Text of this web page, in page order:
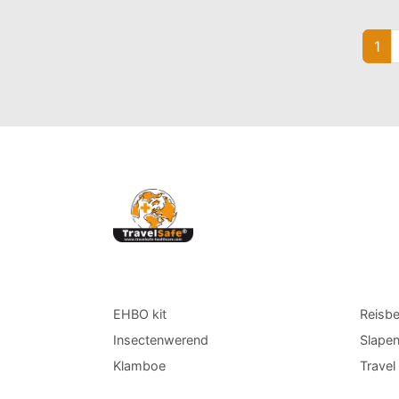
1
EHBO kit
Insectenwerend
Klamboe
Slapen